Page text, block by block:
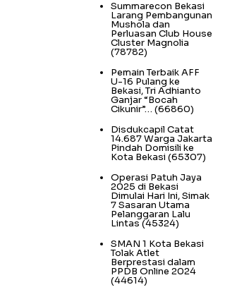
Summarecon Bekasi
Larang Pembangunan
Mushola dan
Perluasan Club House
Cluster Magnolia
(78782)
Pemain Terbaik AFF
U-16 Pulang ke
Bekasi, Tri Adhianto
Ganjar “Bocah
Cikunir”… (66860)
Disdukcapil Catat
14.687 Warga Jakarta
Pindah Domisili ke
Kota Bekasi (65307)
Operasi Patuh Jaya
2025 di Bekasi
Dimulai Hari Ini, Simak
7 Sasaran Utama
Pelanggaran Lalu
Lintas(45324)
SMAN 1 Kota Bekasi
Tolak Atlet
Berprestasi dalam
PPDB Online 2024
(44614)